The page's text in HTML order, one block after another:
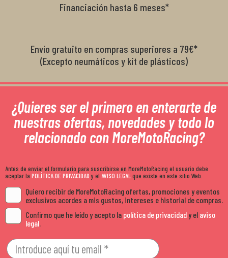
Financiación hasta 6 meses*
Envío gratuito en compras superiores a 79€*
(Excepto neumáticos y kit de plásticos)
¿Quieres ser el primero en enterarte de
nuestras ofertas, novedades y todo lo
relacionado con MoreMotoRacing?
Antes de enviar el formulario para suscribirse en MoreMotoRacing el usuario debe
aceptar la POLÍTICA DE PRIVACIDADy el AVISO LEGALque existe en este sitio Web.
Quiero recibir de MoreMotoRacing ofertas, promociones y eventos
exclusivos acordes a mis gustos, intereses e historial de compras.
Confirmo que he leído y acepto la política de privacidady el aviso
legal